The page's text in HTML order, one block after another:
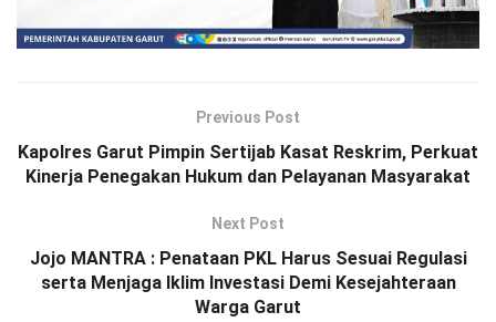
Previous Post
Kapolres Garut Pimpin Sertijab Kasat Reskrim, Perkuat
Kinerja Penegakan Hukum dan Pelayanan Masyarakat
Next Post
Jojo MANTRA : Penataan PKL Harus Sesuai Regulasi
serta Menjaga Iklim Investasi Demi Kesejahteraan
Warga Garut